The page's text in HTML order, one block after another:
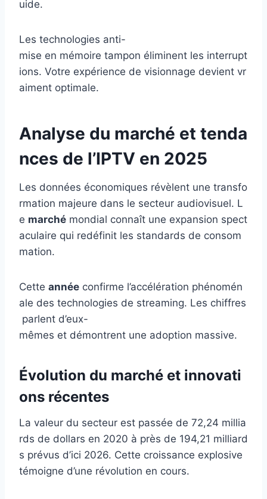
uide.
Les technologies anti-
mise en mémoire tampon éliminent les interrupt
ions. Votre expérience de visionnage devient vr
aiment optimale.
Analyse du marché et tenda
nces de l’IPTV en 2025
Les données économiques révèlent une transfo
rmation majeure dans le secteur audiovisuel. L
e marché mondial connaît une expansion spect
aculaire qui redéfinit les standards de consom
mation.
Cette année confirme l’accélération phénomén
ale des technologies de streaming. Les chiffres
parlent d’eux-
mêmes et démontrent une adoption massive.
Évolution du marché et innovati
ons récentes
La valeur du secteur est passée de 72,24 millia
rds de dollars en 2020 à près de 194,21 milliard
s prévus d’ici 2026. Cette croissance explosive
témoigne d’une révolution en cours.